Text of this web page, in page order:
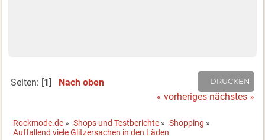
DRUCKEN
Seiten: [1] Nach oben
« vorheriges nächstes »
Rockmode.de » Shops und Testberichte » Shopping »
Auffallend viele Glitzersachen in den Läden